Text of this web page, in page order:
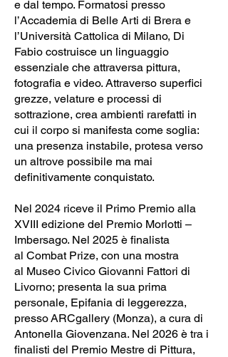
e dal tempo. Formatosi presso
l’Accademia di Belle Arti di Brera e
l’Università Cattolica di Milano, Di
Fabio costruisce un linguaggio
essenziale che attraversa pittura,
fotografia e video. Attraverso superfici
grezze, velature e processi di
sottrazione, crea ambienti rarefatti in
cui il corpo si manifesta come soglia:
una presenza instabile, protesa verso
un altrove possibile ma mai
definitivamente conquistato.
Nel 2024 riceve il Primo Premio alla
XVIII edizione del Premio Morlotti –
Imbersago. Nel 2025 è finalista
al Combat Prize, con una mostra
al Museo Civico Giovanni Fattori di
Livorno; presenta la sua prima
personale, Epifania di leggerezza,
presso ARCgallery (Monza), a cura di
Antonella Giovenzana. Nel 2026 è tra i
finalisti del Premio Mestre di Pittura,